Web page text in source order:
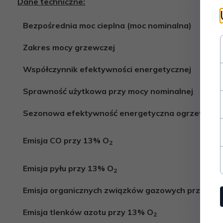
Bezpośrednia moc cieplna (moc nominalna)
Zakres mocy grzewczej
Współczynnik efektywności energetycznej
Sprawność użytkowa przy mocy nominalnej
Sezonowa efektywność energetyczna ogrzewania
Emisja CO przy 13% O2
Emisja pyłu przy 13% O2
Emisja organicznych związków gazowych przy 13%
Emisja tlenków azotu przy 13% O2